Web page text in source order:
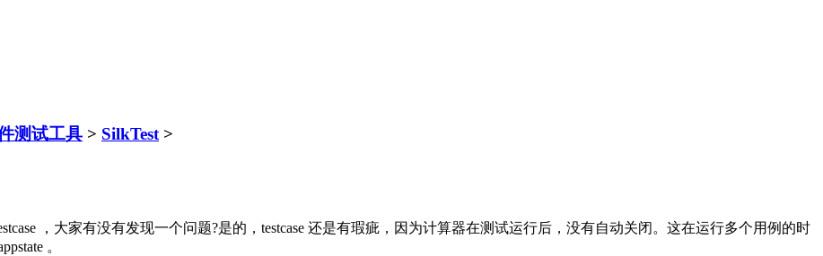
测试工具 > SilkTest >
，大家有没有发现一个问题?是的，testcase 还是有瑕疵，因为计算器在测试运行后，没有自动关闭。这在运行多个用例的时
。